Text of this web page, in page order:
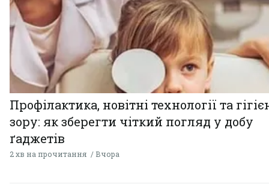
Профілактика, новітні технології та
зору: як зберегти чіткий погляд у добу
ґаджетів
2 хв на прочитання Вчора